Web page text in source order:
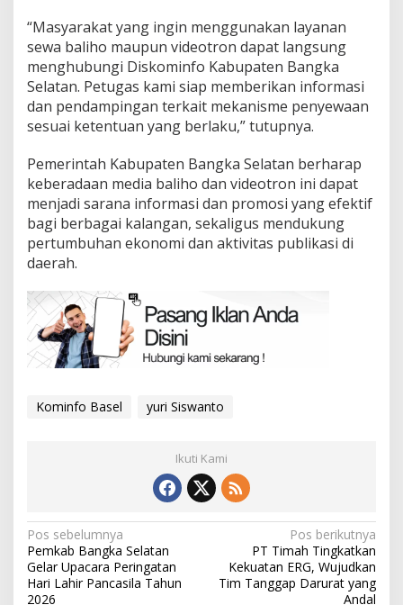
“Masyarakat yang ingin menggunakan layanan
sewa baliho maupun videotron dapat langsung
menghubungi Diskominfo Kabupaten Bangka
Selatan. Petugas kami siap memberikan informasi
dan pendampingan terkait mekanisme penyewaan
sesuai ketentuan yang berlaku,” tutupnya.
Pemerintah Kabupaten Bangka Selatan berharap
keberadaan media baliho dan videotron ini dapat
menjadi sarana informasi dan promosi yang efektif
bagi berbagai kalangan, sekaligus mendukung
pertumbuhan ekonomi dan aktivitas publikasi di
daerah.
Kominfo Basel yuri Siswanto
Ikuti Kami
Navigasi
pos
Pos sebelumnya
Pemkab Bangka Selatan
Gelar Upacara Peringatan
Hari Lahir Pancasila Tahun
2026
Pos berikutnya
PT Timah Tingkatkan
Kekuatan ERG, Wujudkan
Tim Tanggap Darurat yang
Andal